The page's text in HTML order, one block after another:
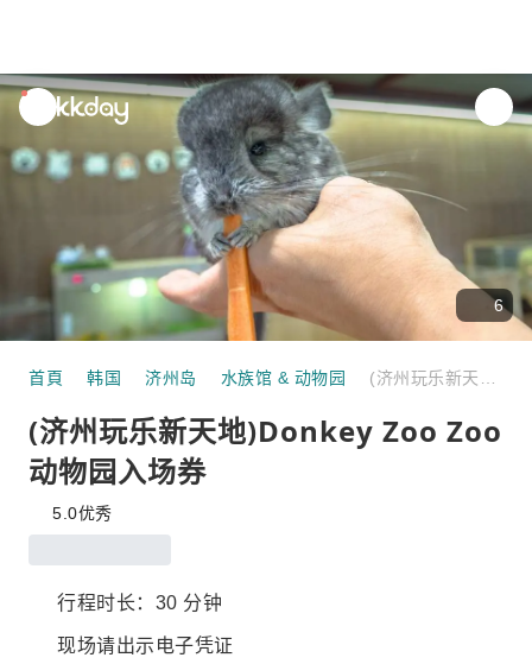
unread
notifications
6
首頁 韩国 济州岛 水族馆 & 动物园
(济州玩乐新天地)Donkey Zoo Zoo
动物园入场券
5.0优秀
行程时长：30 分钟
现场请出示电子凭证